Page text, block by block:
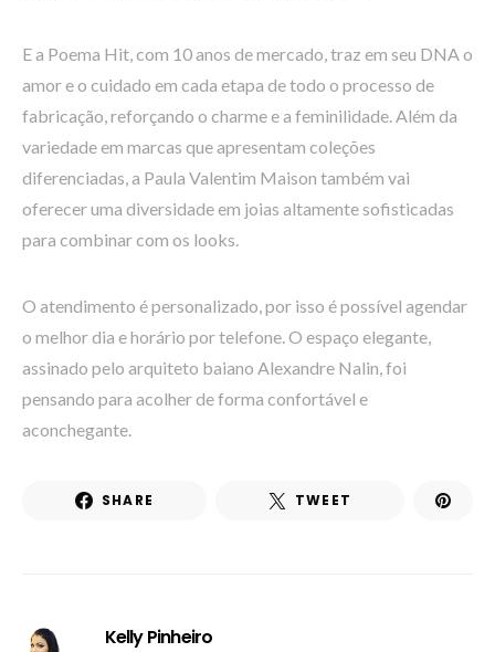
E a Poema Hit, com 10 anos de mercado, traz em seu DNA o
amor e o cuidado em cada etapa de todo o processo de
fabricação, reforçando o charme e a feminilidade. Além da
variedade em marcas que apresentam coleções
diferenciadas, a Paula Valentim Maison também vai
oferecer uma diversidade em joias altamente sofisticadas
para combinar com os looks.
O atendimento é personalizado, por isso é possível agendar
o melhor dia e horário por telefone. O espaço elegante,
assinado pelo arquiteto baiano Alexandre Nalin, foi
pensando para acolher de forma confortável e
aconchegante.
SHARE TWEET
Kelly Pinheiro